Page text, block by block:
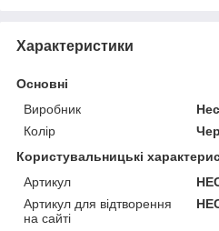
Характеристики
Основні
Виробник
Колір
Користувальницькі
Артикул
Артикул для відтворення
на сайті